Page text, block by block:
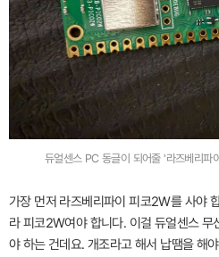
듀얼센스 PC 동글이 되어줄 '라즈베리
가장 먼저 라즈베리파이 피코2W를 사야
라 피코2W여야 합니다. 이걸 듀얼센스 무
야 하는 건데요. 개조라고 해서 납땜을 해